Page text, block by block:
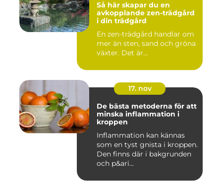
Så här skapar du en
avkopplande zen-trädgård
i din trädgård
En zen-trädgård handlar om
mer än sten, sand och gröna
växter. Det är...
17. nov
De bästa metoderna för att
minska inflammation i
kroppen
Inflammation kan kännas
som en tyst gnista i kroppen.
Den finns där i bakgrunden
och p&ari...